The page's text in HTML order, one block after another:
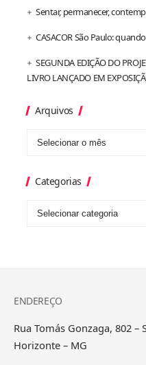
Sentar, permanecer,
CASACOR São Paulo:
SEGUNDA EDIÇÃO DO
LIVRO LANÇADO EM
Arquivos
Categorias
ENDEREÇO
Rua Tomás Gonzaga, 802 –
Horizonte – MG